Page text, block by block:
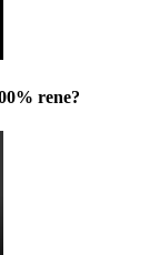
rene?